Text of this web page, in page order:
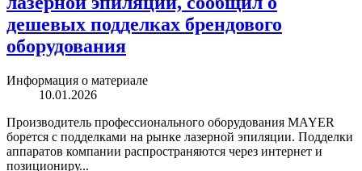
дешевых подделках брендового
оборудования
Информация о материале
10.01.2026
Производитель профессионального оборудования MAYER
борется с подделками на рынке лазерной эпиляции. Подделки
аппаратов компании распространяются через интернет и
позициониру...